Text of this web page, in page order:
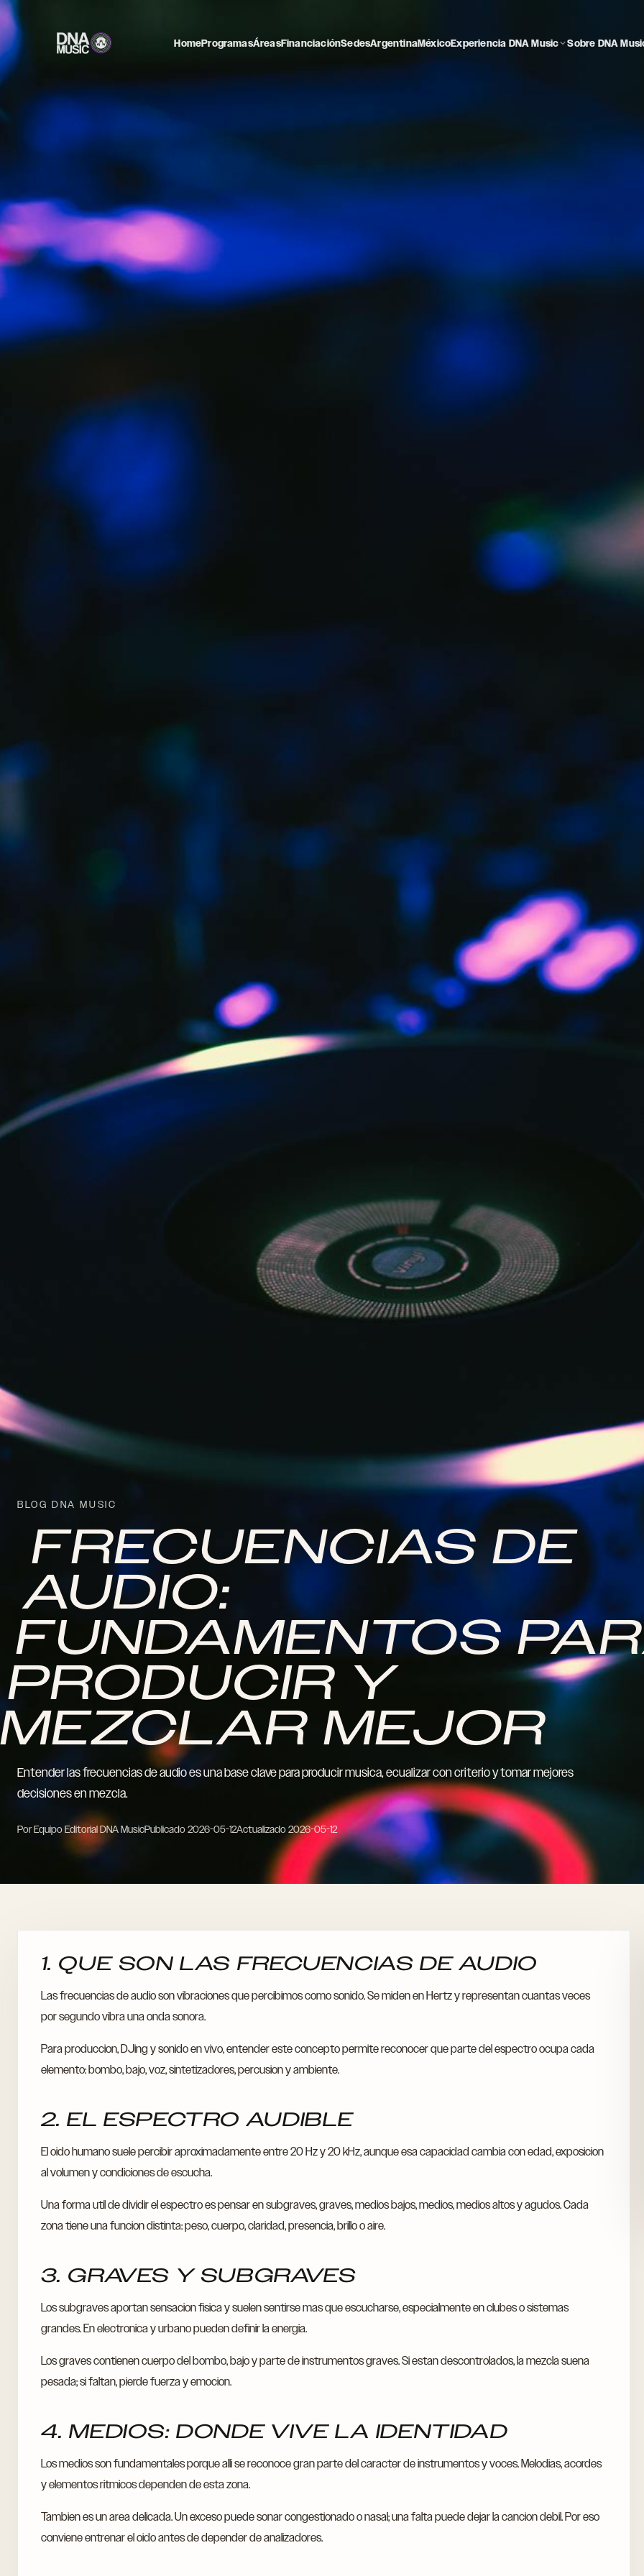
HomeProgramasÁreasFinanciaciónSedesArgentinaMéxicoExperiencia DNA Music Sobre DNA
BLOG DNA MUSIC
FRECUENCIAS DE
AUDIO:
FUNDAMENTOS
PRODUCIR Y
MEJOR
Entender las frecuencias de audio es una base clave para producir musica, ecualizar con criterio y tomar mejores
decisiones en mezcla.
Por Equipo Editorial DNA MusicPublicado2026-05-12Actualizado2026-05-12
1. QUE SON LAS FRECUENCIAS DE AUDIO
Las frecuencias de audio son vibraciones que percibimos como sonido. Se miden en Hertz y representan cuantas veces
por segundo vibra una onda sonora.
Para produccion, DJing y sonido en vivo, entender este concepto permite reconocer que parte del espectro ocupa cada
elemento: bombo, bajo, voz, sintetizadores, percusion y ambiente.
2. EL ESPECTRO AUDIBLE
El oido humano suele percibir aproximadamente entre 20 Hz y 20 kHz, aunque esa capacidad cambia con edad, exposicion
al volumen y condiciones de escucha.
Una forma util de dividir el espectro es pensar en subgraves, graves, medios bajos, medios, medios altos y agudos. Cada
zona tiene una funcion distinta: peso, cuerpo, claridad, presencia, brillo o aire.
3. GRAVES Y SUBGRAVES
Los subgraves aportan sensacion fisica y suelen sentirse mas que escucharse, especialmente en clubes o sistemas
grandes. En electronica y urbano pueden definir la energia.
Los graves contienen cuerpo del bombo, bajo y parte de instrumentos graves. Si estan descontrolados, la mezcla suena
pesada; si faltan, pierde fuerza y emocion.
4. MEDIOS: DONDE VIVE LA IDENTIDAD
Los medios son fundamentales porque alli se reconoce gran parte del caracter de instrumentos y voces. Melodias, acordes
y elementos ritmicos dependen de esta zona.
Tambien es un area delicada. Un exceso puede sonar congestionado o nasal; una falta puede dejar la cancion debil. Por eso
conviene entrenar el oido antes de depender de analizadores.